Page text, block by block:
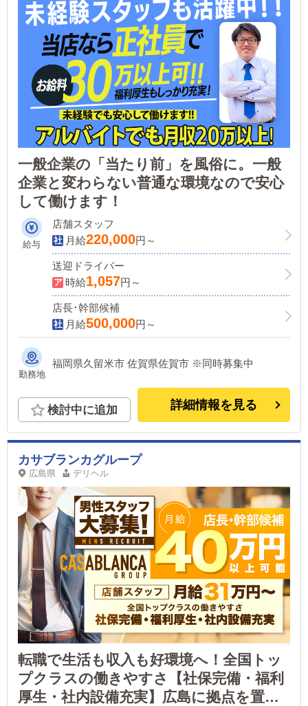
一般企業の「当たり前」を風俗に。一般
企業と変わらない普通な環境なので安心
して働けます！
給与
店舗スタッフ
月給220,000円～
送迎ドライバー
時給1,057円～
店長･幹部候補
月給500,000円～
勤務地
福岡県久留米市 佐賀県佐賀市 ※同時募集中
検討中に追加 詳細情報を見る
カサブランカグループ
広島県 デリヘル
転職で生活も収入も好環境へ！全国トッ
プクラスの働きやすさ【社保完備・福利
厚生・社内設備充実】広島に拠点を置く